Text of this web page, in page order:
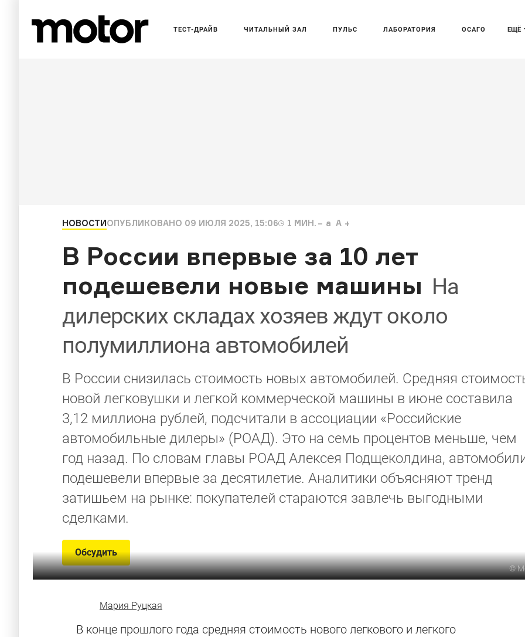
ЕЩЁ
ТЕСТ-ДРАЙВ ЧИТАЛЬНЫЙ ЗАЛ ПУЛЬС ЛАБОРАТОРИЯ ОСАГО
НОВОСТИОПУБЛИКОВАНО 09 ИЮЛЯ 2025, 15:06 1 МИН. a A
В России впервые за 10 лет
подешевели новые машины На
дилерских складах хозяев ждут около
полумиллиона автомобилей
В России снизилась стоимость новых автомобилей. Средняя
новой легковушки и легкой коммерческой машины в июне составила
3,12 миллиона рублей, подсчитали в ассоциации «Российские
автомобильные дилеры» (РОАД). Это на семь процентов меньше, чем
год назад. По словам главы РОАД Алексея Подщеколдина,
подешевели впервые за десятилетие. Аналитики объясняют тренд
затишьем на рынке: покупателей стараются завлечь выгодными
сделками.
Обсудить
©
Мария Руцкая
В конце прошлого года средняя стоимость нового легкового и легкого